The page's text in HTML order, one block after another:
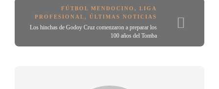
FÚTBOL MENDOCINO , LIGA
PROFESIONAL, ÚLTIMAS NOTICIAS
Los hinchas de Godoy Cruz comenzaron a preparar los
100 años del Tomba